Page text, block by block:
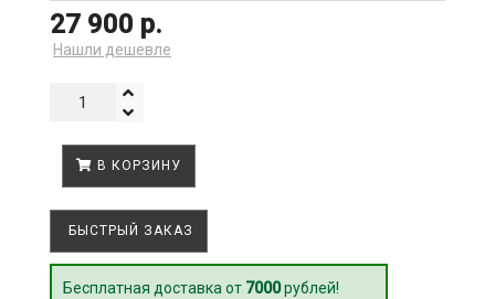
27 900 р.
Нашли дешевле
В КОРЗИНУ
БЫСТРЫЙ ЗАКАЗ
Бесплатная доставка от 7000рублей!